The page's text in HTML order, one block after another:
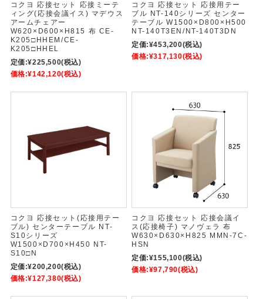
コクヨ 応接セット 応接ミーテ
ィング(応接会議イス) マデウス
アームチェアー
W620×D600×H815 布 CE-
K205□HHEM/CE-
K205□HHEL
定価:¥225,500(税込)
価格:¥142,120(税込)
コクヨ 応接セット 応接用テー
ブル NT-140シリーズ センター
テーブル W1500×D800×H500
NT-140T3EN/NT-140T3DN
定価:¥453,200(税込)
価格:¥317,130(税込)
コクヨ 応接セット(応接用テー
ブル) センターテーブル NT-
S10シリーズ
W1500×D700×H450 NT-
S10□N
定価:¥200,200(税込)
価格:¥127,380(税込)
コクヨ 応接セット 応接会議イ
ス(応接椅子) マノヴェラ 布
W630×D630×H825 MMN-7C-
HSN
定価:¥155,100(税込)
価格:¥97,790(税込)